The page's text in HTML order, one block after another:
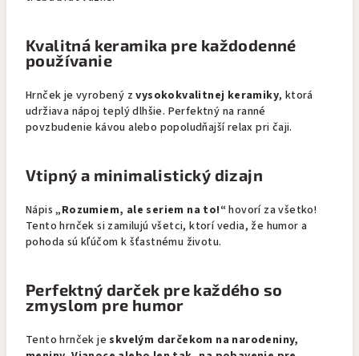
Kvalitná keramika pre každodenné
používanie
Hrnček je vyrobený zvysokokvalitnej keramiky, ktorá
udržiava nápoj teplý dlhšie. Perfektný na ranné
povzbudenie kávou alebo popoludňajší relax pri čaji.
Vtipný a minimalistický dizajn
Nápis„Rozumiem, ale seriem na to!“ hovorí za všetko!
Tento hrnček si zamilujú všetci, ktorí vedia, že humor a
pohoda sú kľúčom k šťastnému životu.
Perfektný darček pre každého so
zmyslom pre humor
Tento hrnček jeskvelým darčekom na narodeniny,